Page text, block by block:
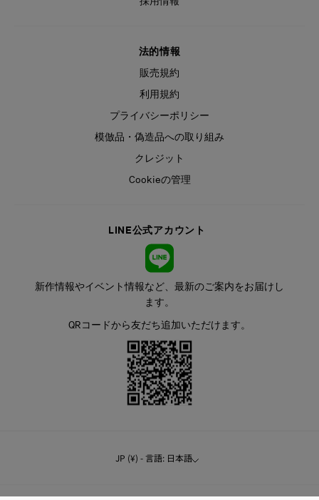
法的情報
販売規約
利用規約
プライバシーポリシー
模倣品・偽造品への取り組み
クレジット
Cookieの管理
LINE公式アカウント
新作情報やイベント情報など、最新のご案内をお届けし
ます。
QRコードから友だち追加いただけます。
JP (¥) - 言語: 日本語